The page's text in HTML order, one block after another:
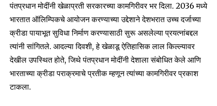
Join our community of
पंतप्रधान मोदींनी खेळाप्रती सरकारच्या कामगिरीवर भर दिला. 2036 मध्ये
भारतात ऑलिम्पिकचे आयोजन करण्याच्या उद्देशाने देशभरात उच्च दर्जाच्या
क्रीडा पायाभूत सुविधा निर्माण करण्यासाठी सुरू असलेल्या प्रयत्नांबद्दल
त्यांनी सांगितले. आदल्या दिवशी, हे खेळाडू ऐतिहासिक लाल किल्ल्यावर
देखील उपस्थित होते, जिथे पंतप्रधान मोदींनी देशाला संबोधित केले आणि
भारताच्या क्रीडा पराक्रमाचे प्रतीक म्हणून त्यांच्या कामगिरीवर प्रकाश
टाकला.